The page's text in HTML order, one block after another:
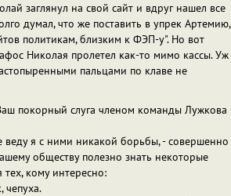
заглянул на свой сайт и вдруг нашел все
думал, что же поставить в упрек Артемию,
политикам, близким к ФЭП-у". Но вот
Николая пролетел как-то мимо кассы. Уж
пальцами по клаве не
покорный слуга членом команды Лужкова
я с ними никакой борьбы, - совершенно
обществу полезно знать некоторые
тех, кому интересно:
чепуха.